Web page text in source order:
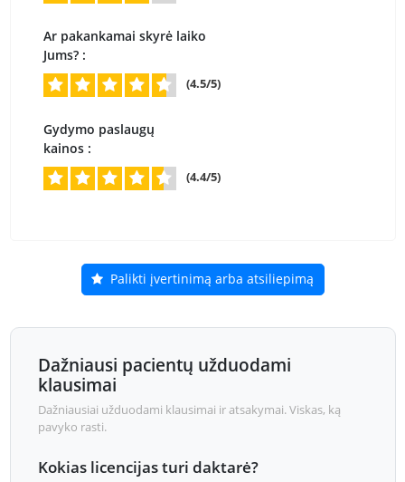
Ar pakankamai skyrė laiko
Jums? :
(4.5/5)
Gydymo paslaugų
kainos :
(4.4/5)
Palikti įvertinimą arba atsiliepimą
Dažniausi pacientų užduodami
klausimai
Dažniausiai užduodami klausimai ir atsakymai. Viskas, ką
pavyko rasti.
Kokias licencijas turi daktarė?